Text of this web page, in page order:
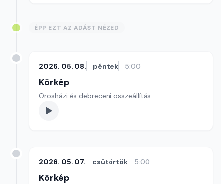
ÉPP EZT AZ ADÁST NÉZED
2026. 05. 08. péntek 5:00
Körkép
Orosházi és debreceni összeállítás
2026. 05. 07. csütörtök 5:00
Körkép